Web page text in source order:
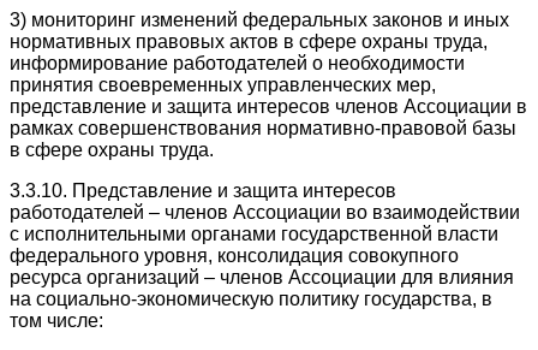
3) мониторинг изменений федеральных законов и иных
нормативных правовых актов в сфере охраны труда,
информирование работодателей о необходимости
принятия своевременных управленческих мер,
представление и защита интересов членов Ассоциации в
рамках совершенствования нормативно-правовой базы
в сфере охраны труда.
3.3.10. Представление и защита интересов
работодателей – членов Ассоциации во взаимодействии
с исполнительными органами государственной власти
федерального уровня, консолидация совокупного
ресурса организаций – членов Ассоциации для влияния
на социально-экономическую политику государства, в
том числе: